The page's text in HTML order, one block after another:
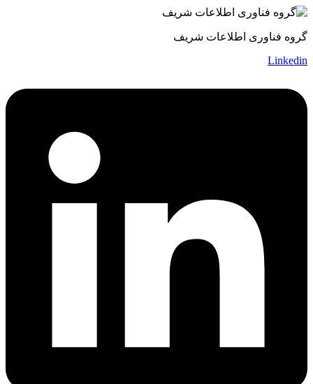
گروه فناوری اطلاعات شریف
Linkedin